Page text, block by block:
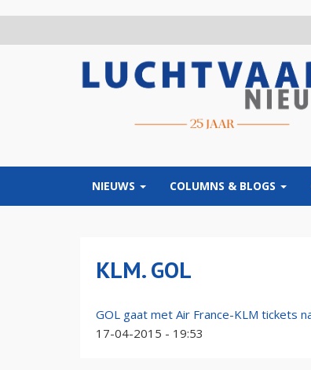
NIEUWS COLUMNS & BLOGS
KLM. GOL
GOL gaat met Air France-KLM tickets
17-04-2015 - 19:53